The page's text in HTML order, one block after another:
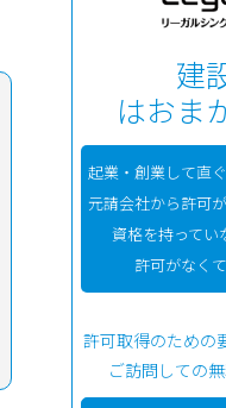
建
はおま
起業・創業して直
元請会社から許可
資格を持ってい
許可がなく
許可取得のための
ご訪問しての